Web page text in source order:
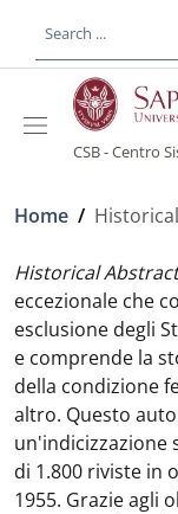
CSB - Centro
Breadcrumb
Home /
Historical
eccezionale che
esclusione degli
e comprende la
della condizione
altro. Questo
un'indicizzazione
di 1.800 riviste in
1955. Grazie agli